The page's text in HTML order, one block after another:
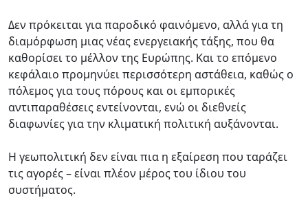
Δεν πρόκειται για παροδικό φαινόμενο, αλλά για τη
διαμόρφωση μιας νέας ενεργειακής τάξης, που θα
καθορίσει το μέλλον της Ευρώπης. Και το επόμενο
κεφάλαιο προμηνύει περισσότερη αστάθεια, καθώς ο
πόλεμος για τους πόρους και οι εμπορικές
αντιπαραθέσεις εντείνονται, ενώ οι διεθνείς
διαφωνίες για την κλιματική πολιτική αυξάνονται.
Η γεωπολιτική δεν είναι πια η εξαίρεση που ταράζει
τις αγορές – είναι πλέον μέρος του ίδιου του
συστήματος.